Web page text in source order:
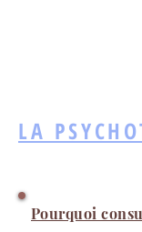
LA
Pourquoi